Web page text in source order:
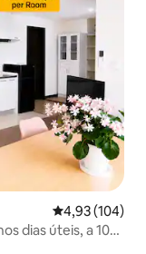
4,93 de uma
4,93 (104)
dias úteis, a 10